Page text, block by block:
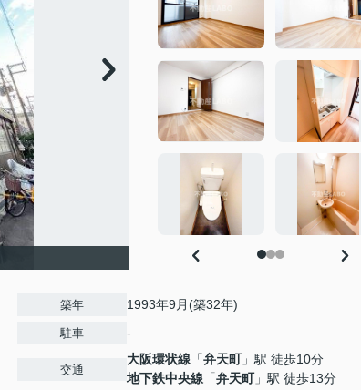
築年 1993年9月(築32年)
駐車 -
交通
大阪環状線 「弁天町」駅 徒歩10分
地下鉄中央線 「弁天町」駅 徒歩13分